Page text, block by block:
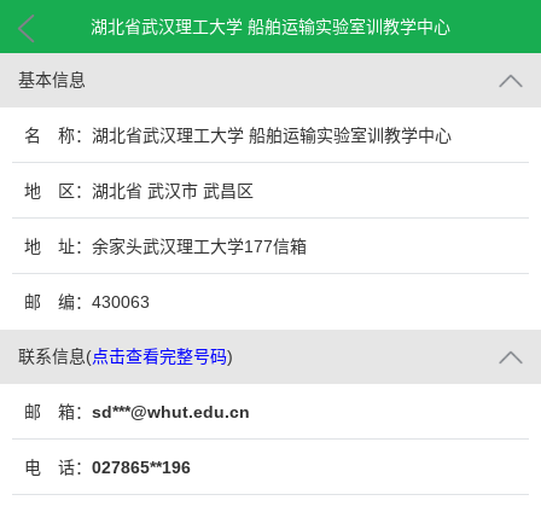
湖北省武汉理工大学 船舶运输实验室训教学中心
基本信息
名 称：湖北省武汉理工大学 船舶运输实验室训教学中心
地 区：湖北省 武汉市 武昌区
地 址：余家头武汉理工大学177信箱
邮 编：430063
联系信息(点击查看完整号码)
邮 箱： sd***@whut.edu.cn
电 话： 027865**196